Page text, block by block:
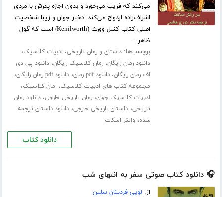
می‌کند که فریب می‌خورد و بدون اجازه پدرش با مردی
اشراف‌زاده ازدواج می‌کند. دختر جوان و زیبا شخصیت
اصلی کتاب کنیل وورث (Kenilworth) است که گول
ظاهر...
برچسب‌ها:داستان و رمان تاریخی، ادبیات کلاسیک،
دانلود رمان رایگان،رمان کلاسیک رایگان،دانلود پی دی
اف رمان رایگان،دانلود pdf رمان ،دانلود pdf رمان رایگان ،
مجموعه کتاب های ادبیات کلاسیک،رمان کلاسیک،
ادبیات کلاسیک جهان،رمان تاریخی خارجی،دانلود رمان
تاریخی،داستان تاریخی خارجی،دانلود داستان ترجمه
شده، والتر اسکات
دانلود کتاب
🎧 دانلود کتاب صوتی سفر به انتهای شب
از: لویی فردینان سلین